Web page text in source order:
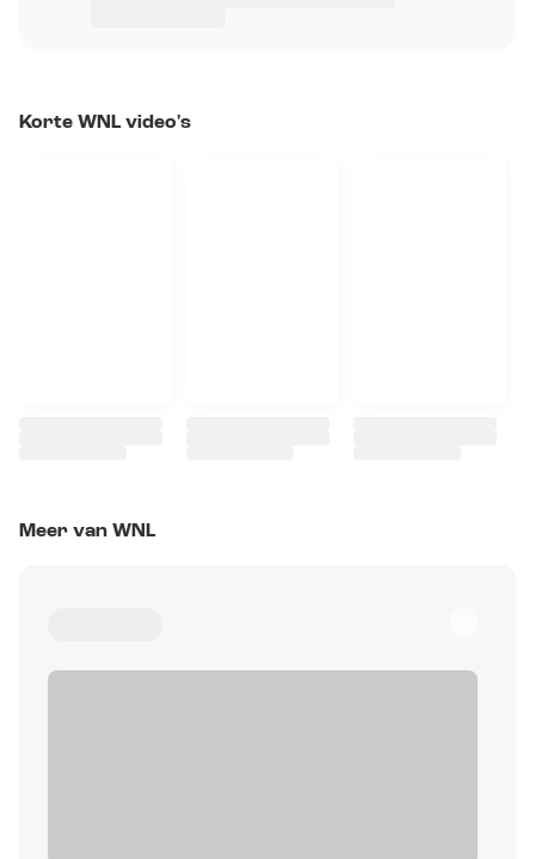
Korte WNL video's
Meer van WNL